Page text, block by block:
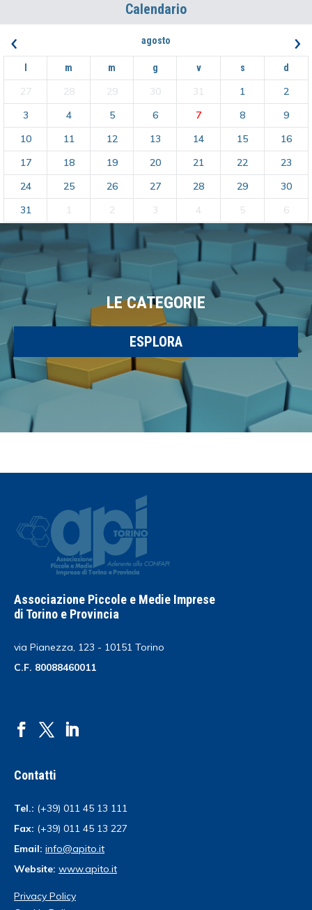
Calendario
‹ agosto ›
m m g v s d
27 28 29 30 31 1
2
3
4 5 6 7 8
9
10
11 12 13 14 15
16
17
18 19 20 21 22
23
24
25 26 27 28 29
30
31
1 2 3 4 5 6
LE CATEGORIE
ESPLORA
Associazione Piccole e Medie Imprese
di Torino e Provincia
via Pianezza, 123 - 10151 Torino
C.F. 80088460011
Contatti
Tel.: (+39) 011 45 13 111
Fax: (+39) 011 45 13 227
Email: info@apito.it
Website: www.apito.it
Privacy Policy